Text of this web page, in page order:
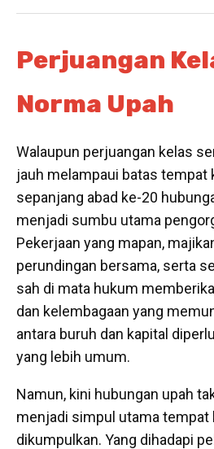
Perjuangan
Norma Upah
Walaupun perjuangan kelas
jauh melampaui batas tempat
sepanjang abad ke-20
menjadi sumbu utama
Pekerjaan yang mapan,
perundingan bersama, serta
sah di mata hukum
dan kelembagaan yang
antara buruh dan kapital
yang lebih umum.
Namun, kini hubungan upah
menjadi simpul utama tempat
dikumpulkan. Yang dihadapi